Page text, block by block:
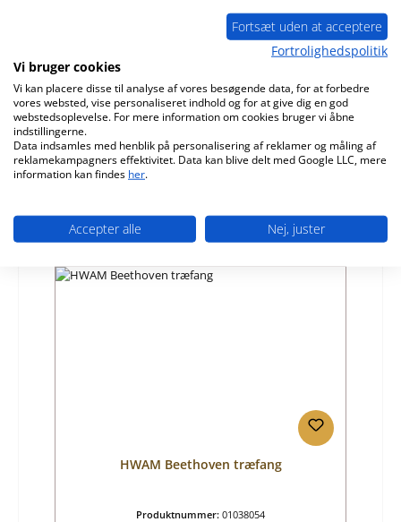
HWAM Beethoven H stående rist højre A
Produktnummer:01038003
Almindelig pris:
483,76 kr.
Tilgængelig, leveringstid: 4-6 dage
Detaljer
HWAM Beethoven træfang
Produktnummer: 01038054
Fortsæt uden at acceptere
Fortrolighedspolitik
Vi bruger cookies
Vi kan placere disse til analyse af vores besøgende data, for at forbedre
vores websted, vise personaliseret indhold og for at give dig en god
webstedsoplevelse. For mere information om cookies bruger vi åbne
indstillingerne.
Data indsamles med henblik på personalisering af reklamer og måling af
reklamekampagners effektivitet. Data kan blive delt med Google LLC, mere
information kan findes her.
Accepter alle Nej, juster